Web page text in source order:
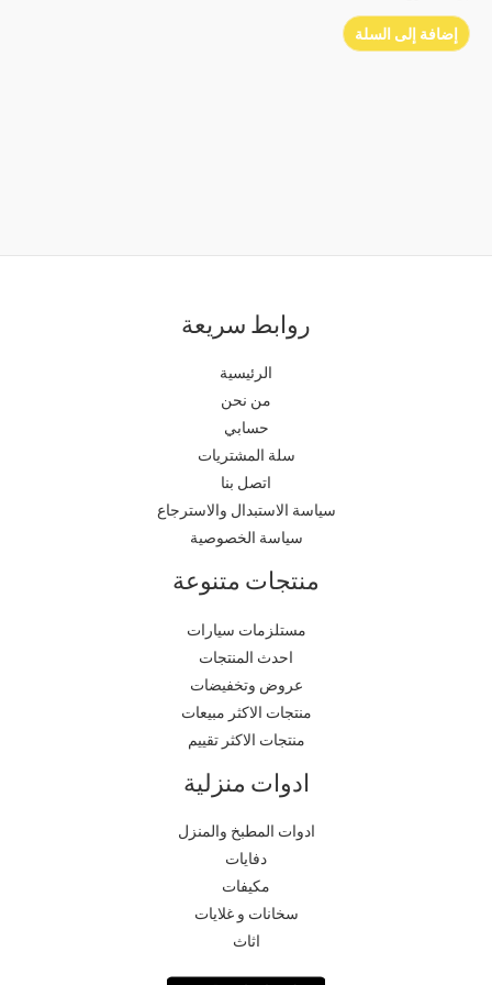
إضافة إلى السلة
روابط سريعة
الرئيسية
من نحن
حسابي
سلة المشتريات
اتصل بنا
سياسة الاستبدال والاسترجاع
سياسة الخصوصية
منتجات متنوعة
مستلزمات سيارات
احدث المنتجات
عروض وتخفيضات
منتجات الاكثر مبيعات
منتجات الاكثر تقييم
ادوات منزلية
ادوات المطبخ والمنزل
دفايات
مكيفات
سخانات و غلايات
اثاث